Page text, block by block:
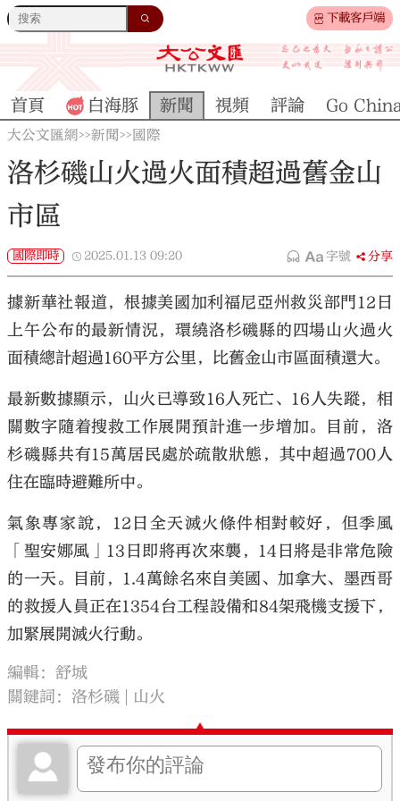
下載客戶端
大公文匯
首頁 白海豚 新聞 視頻 評論 Go
大公文匯網>>新聞>> 國際
洛杉磯山火過火面積超過舊金山
市區
國際即時 2025.01.13 09:20 字號 分享
據新華社報道，根據美國加利福尼亞州救災部門12日
上午公布的最新情況，環繞洛杉磯縣的四場山火過火
面積總計超過160平方公里，比舊金山市區面積還大。
最新數據顯示，山火已導致16人死亡、16人失蹤，相
關數字隨着搜救工作展開預計進一步增加。目前，洛
杉磯縣共有15萬居民處於疏散狀態，其中超過700人
住在臨時避難所中。
氣象專家說，12日全天滅火條件相對較好，但季風
「聖安娜風」13日即將再次來襲，14日將是非常危險
的一天。目前，1.4萬餘名來自美國、加拿大、墨西哥
的救援人員正在1354台工程設備和84架飛機支援下，
加緊展開滅火行動。
編輯：舒城
關鍵詞： 洛杉磯 山火